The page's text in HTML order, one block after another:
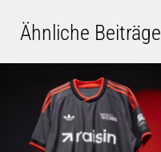
Ähnliche Beiträge